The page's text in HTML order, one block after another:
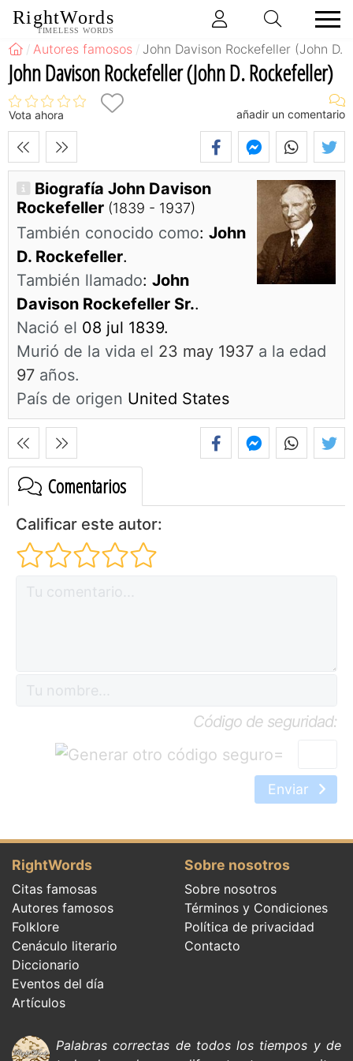
RightWords
TIMELESS WORDS
Autores famosos John Davison Rockefeller (John D.
John Davison Rockefeller (John D. Rockefeller)
Vota ahora añadir un comentario
Biografía John Davison
Rockefeller (1839 - 1937)
También conocido como: John
D. Rockefeller.
También llamado: John
Davison Rockefeller Sr..
Nació el 08 jul 1839.
Murió de la vida el 23 may 1937 a la edad
97 años.
País de origen United States
Comentarios
Calificar este autor:
Código de seguridad:
=
Enviar
RightWords
Citas famosas
Autores famosos
Folklore
Cenáculo literario
Diccionario
Eventos del día
Artículos
Sobre nosotros
Sobre nosotros
Términos y Condiciones
Política de privacidad
Contacto
Palabras correctas de todos los tiempos y de